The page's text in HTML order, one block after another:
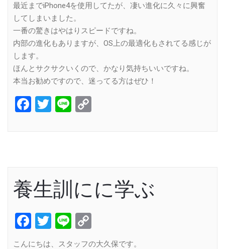
最近までiPhone4を使用してたが、凄い進化に久々に興奮
してしまいました。
一番の驚きはやはりスピードですね。
内部の進化もありますが、OS上の最適化もされてる感じが
します。
ほんとサクサクいくので、かなり気持ちいいですね。
本当お勧めですので、迷ってる方はぜひ！
Facebook
Twitter
Line
養生訓にに学ぶ
Facebook
Twitter
Line
Link
こんにちは、スタッフの大久保です。